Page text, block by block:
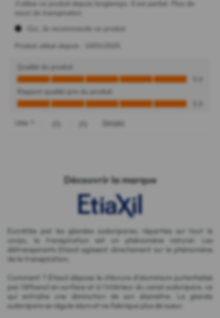
Découvrir la marque
Excrétée par les glandes sudoripares, réparties sur tout le
corps, la transpiration est un phénomène naturel. Les
détranspirants Etiaxil agissent directement sur le phénomène
de la transpiration.
Comment ? Etiaxil dépose le chlorure d'aluminium potentialisé
par l'éthanol en surface et à l'intérieur du canal sudoripare, ce
qui entraîne une diminution de son diamètre. La glande
sudoripare se régule alors et ne fabrique plus de sueur.